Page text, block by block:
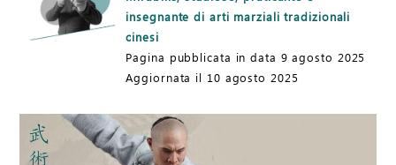
insegnante di arti marziali tradizionali
cinesi
Pagina pubblicata in data 9 agosto 2025
Aggiornata il 10 agosto 2025